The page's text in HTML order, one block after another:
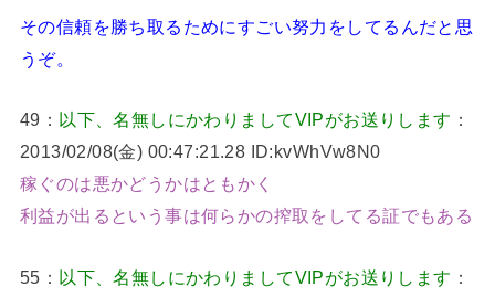
その信頼を勝ち取るためにすごい努力をしてるんだと思
うぞ。
49： 以下、名無しにかわりましてVIPがお送りします ：
2013/02/08(金) 00:47:21.28 ID:kvWhVw8N0
稼ぐのは悪かどうかはともかく
利益が出るという事は何らかの搾取をしてる証でもある
55： 以下、名無しにかわりましてVIPがお送りします ：